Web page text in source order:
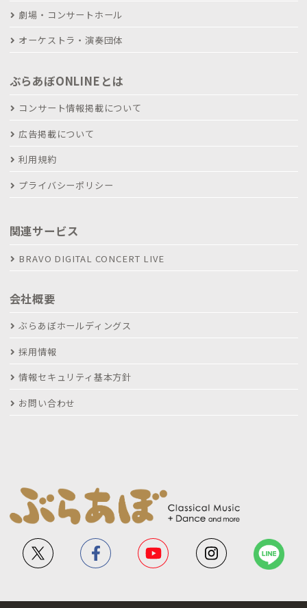
劇場・コンサートホール
オーケストラ・演奏団体
ぶらあぼONLINEとは
コンサート情報掲載について
広告掲載について
利用規約
プライバシーポリシー
関連サービス
BRAVO DIGITAL CONCERT LIVE
会社概要
ぶらあぼホールディングス
採用情報
情報セキュリティ基本方針
お問い合わせ